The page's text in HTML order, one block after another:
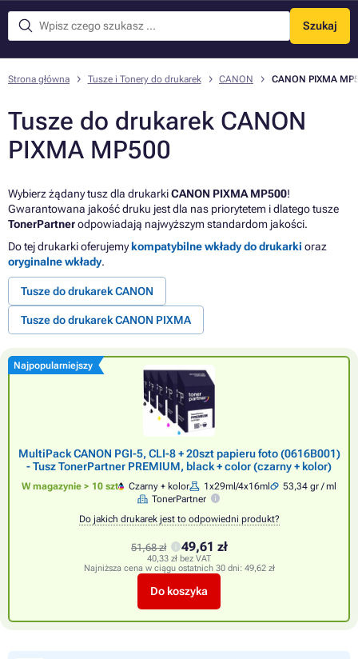
Szukaj
Menu
Strona główna Tusze i Tonery do drukarek CANON CANON PIXMA
Tusze do drukarek CANON
PIXMA MP500
Wybierz żądany tusz dla drukarkiCANON PIXMA MP500!
Gwarantowana jakość druku jest dla nas priorytetem i dlatego tusze
TonerPartnerodpowiadają najwyższym standardom jakości.
Do tej drukarki oferujemykompatybilne wkłady do drukarki oraz
oryginalne wkłady.
Tusze do drukarek CANON
Tusze do drukarek CANON PIXMA
Najpopularniejszy
MultiPack CANON PGI-5, CLI-8 + 20szt papieru foto (0616B001)
- Tusz TonerPartner PREMIUM, black + color (czarny + kolor)
W magazynie > 10 szt Czarny + kolor 1x29ml/4x16ml
53,34 gr / ml
TonerPartner
Do jakich drukarek jest to odpowiedni produkt?
51,68 zł 49,61 zł
40,33 zł bez VAT
Najniższa cena w ciągu ostatnich 30 dni: 49,62 zł
Do koszyka